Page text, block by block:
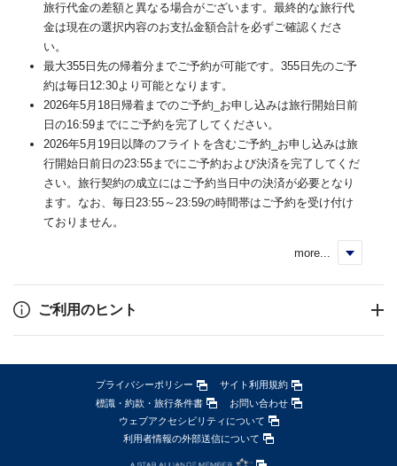
旅行代金の差額と異なる場合がございます。最終的な旅行代
金は現在の選択内容のお支払金額合計を必ずご確認くださ
い。
最大355日先の帰着分までご予約が可能です。355日先のご予
約は毎日12:30より可能となります。
2026年5月18日帰着までのご予約_お申し込みは旅行開始日前
日の16:59までにご予約を完了してください。
2026年5月19日以降のフライトを含むご予約_お申し込みは旅
行開始日前日の23:55までにご予約および決済を完了してくだ
さい。旅行契約の成立にはご予約当日中の決済が必要となり
ます。なお、毎日23:55～23:59の時間帯はご予約を受け付け
ておりません。
more...
ご利用のヒント
プライバシーポリシー
サイト利用規約
標識・約款・旅行条件書
お問い合わせ
ウェブアクセシビリティについて
利用者情報の外部送信について